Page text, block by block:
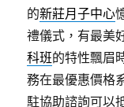
的新莊月子中心
禮儀式，有最美
科班的特性飄眉
務在最優惠價格
駐協助諮詢可以